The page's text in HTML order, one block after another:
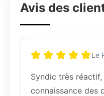
Avis des
Le
Syndic très
connaissance des